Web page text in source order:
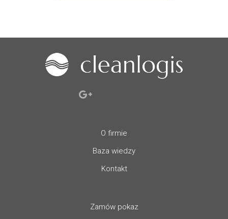
O firmie
Baza wiedzy
Kontakt
Zamów pokaz